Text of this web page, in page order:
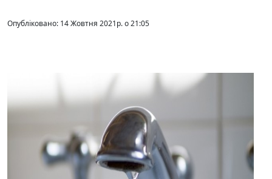
Опубліковано: 14 Жовтня 2021р. о 21:05